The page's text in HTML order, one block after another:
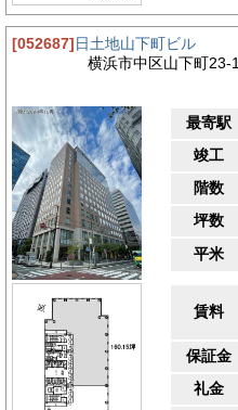
設備
耐震性
[052687]日土地山下町ビル
横浜市中区山下町23-1
最寄駅
竣工
階数
坪数
平米
賃料
保証金
礼金